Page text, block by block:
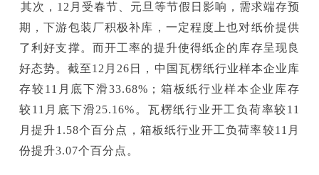
次，12月受春节、元旦等节假日影响，需求端存预
期，下游包装厂积极补库，一定程度上也对纸价提供
了利好支撑。而开工率的提升使得纸企的库存呈现良
好态势。截至12月26日，中国瓦楞纸行业样本企业库
存较11月底下滑33.68%；箱板纸行业样本企业库存
较11月底下滑25.16%。瓦楞纸行业开工负荷率较11
月提升1.58个百分点，箱板纸行业开工负荷率较11月
份提升3.07个百分点。